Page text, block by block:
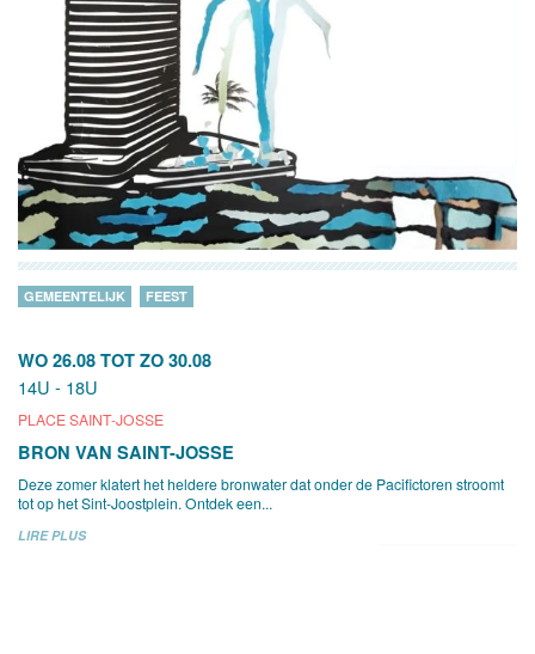
WO 26.08 TOT ZO 30.08
14U - 18U
PLACE SAINT-JOSSE
GEMEENTELIJK FEEST
BRON VAN SAINT-JOSSE
Deze zomer klatert het heldere bronwater dat onder de Pacifictoren stroomt
tot op het Sint-Joostplein. Ontdek een...
LIRE PLUS